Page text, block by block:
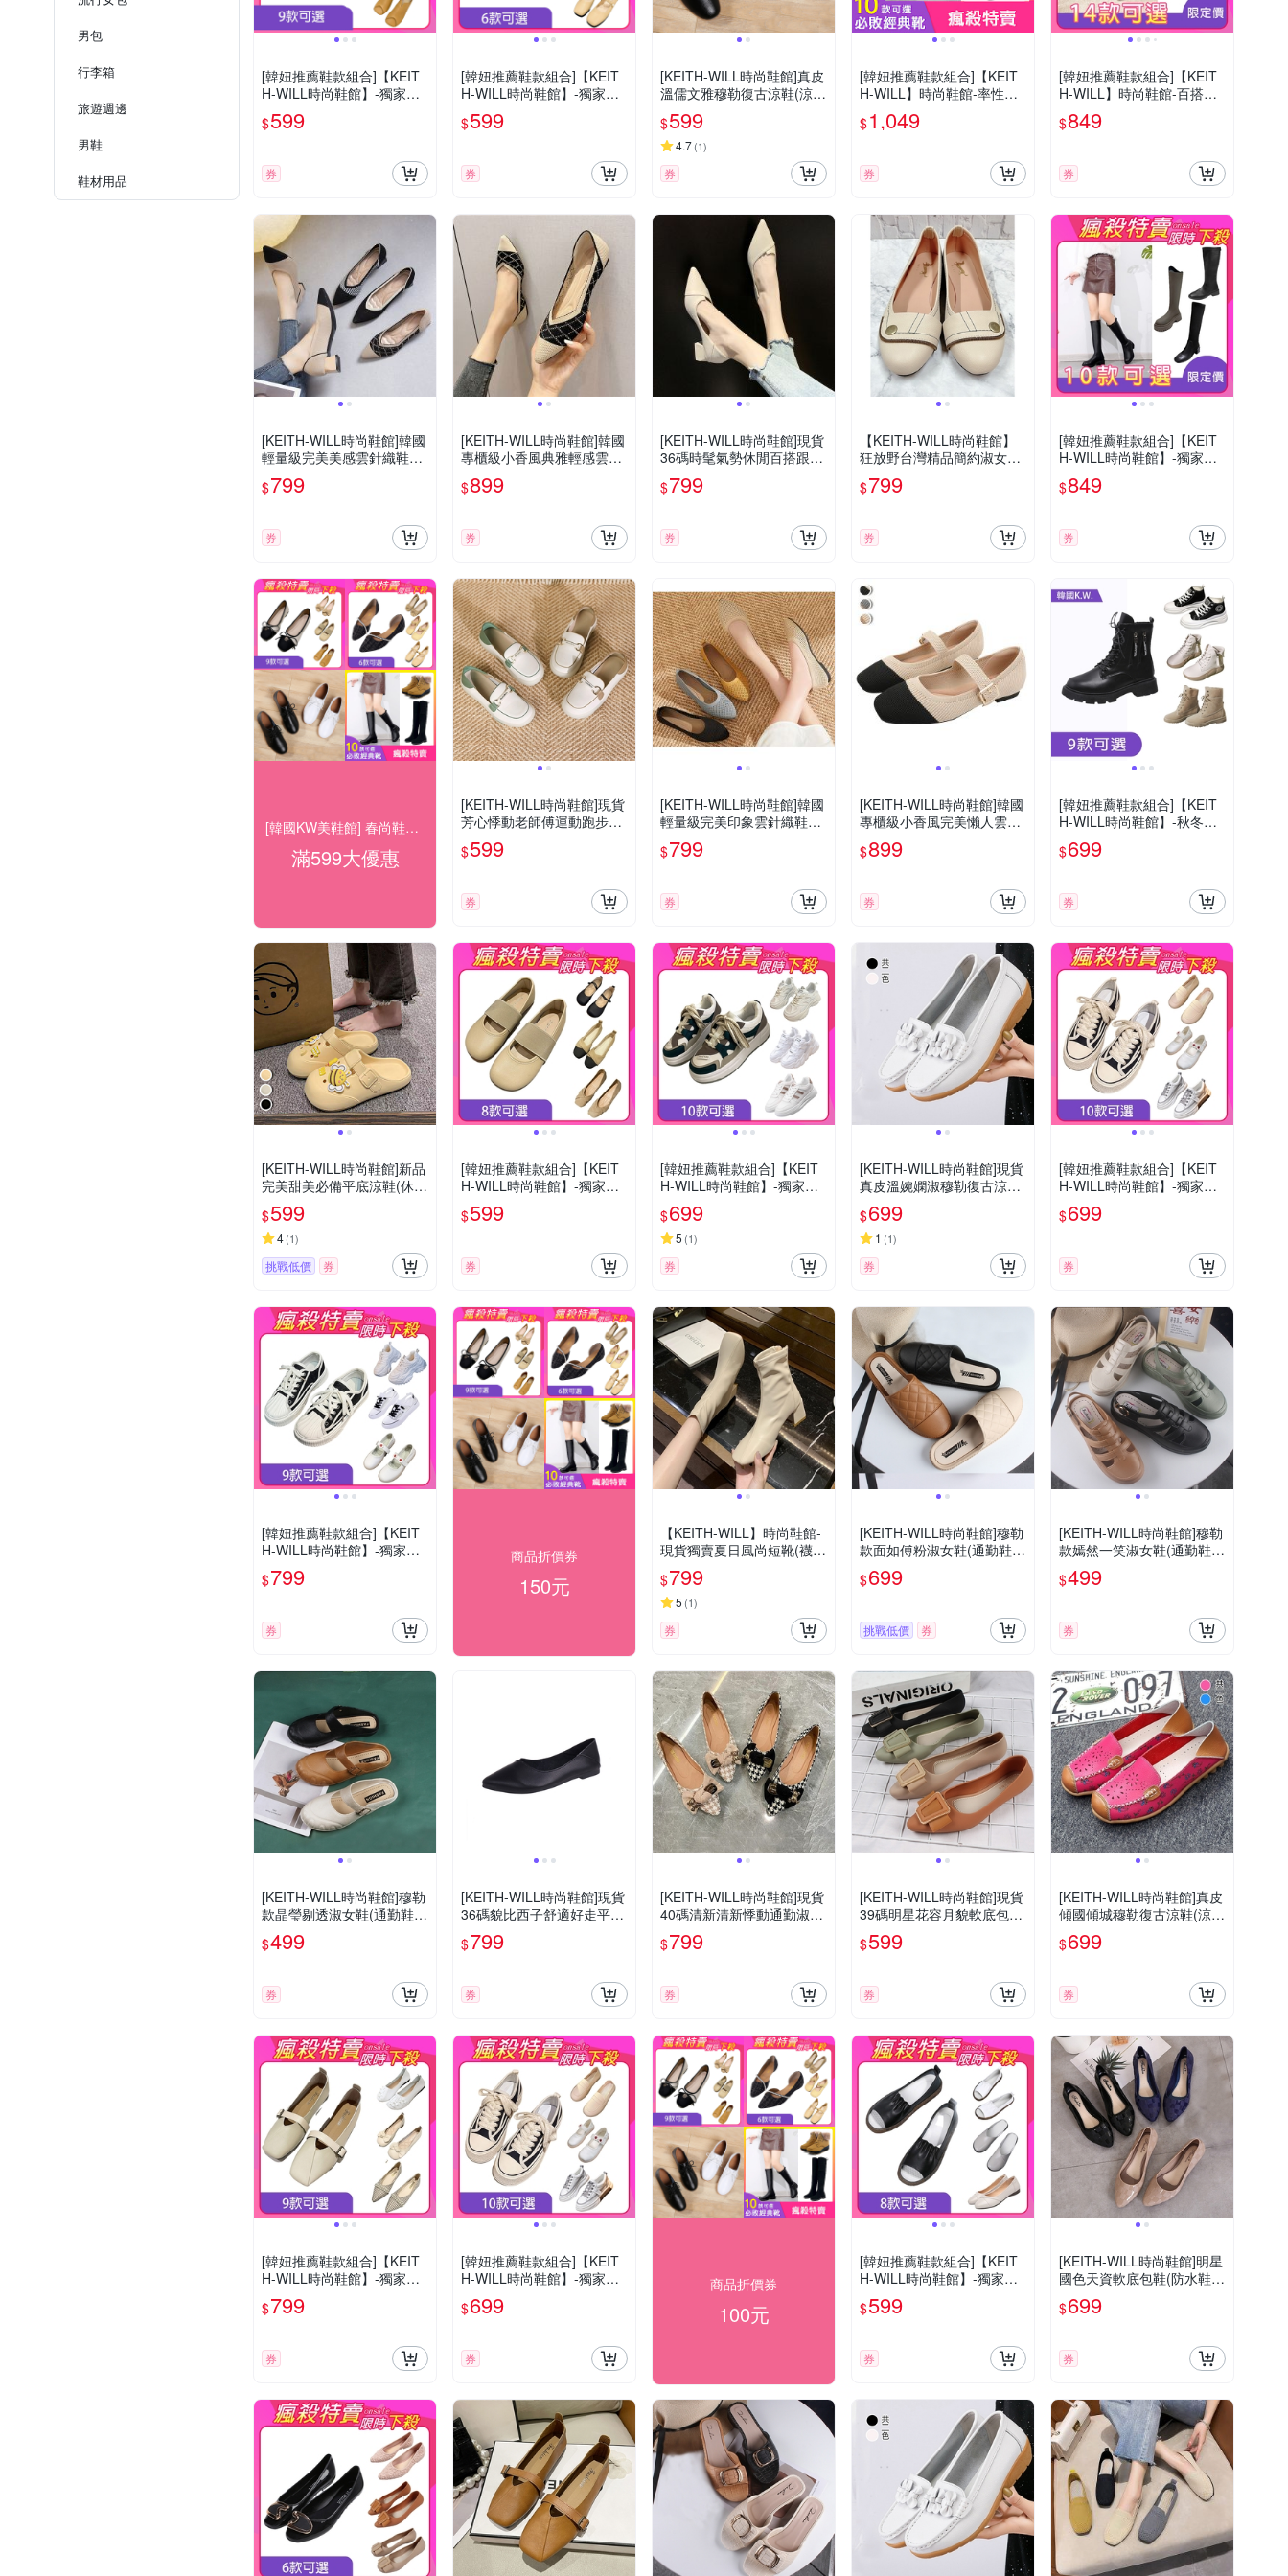
男包
行李箱
旅遊週邊
男鞋
鞋材用品
[韓妞推薦鞋款組合]【KEIT
H-WILL時尚鞋館】-獨家限
量下殺 明星同款淑女好走鞋
C(小白鞋/帆布鞋/樂福鞋/休
$599
券
[韓妞推薦鞋款組合]【KEIT
H-WILL時尚鞋館】-獨家限
量下殺 好康特惠婚鞋芭蕾鞋
系列D(娃娃鞋/媽媽鞋/通勤
$599
券
[KEITH-WILL時尚鞋館]真皮
溫儒文雅穆勒復古涼鞋(涼
鞋/厚底鞋/通勤鞋/休閒鞋)
$599
4.7(1)
券
[韓妞推薦鞋款組合]【KEIT
H-WILL】時尚鞋館-率性素
面俐落女中長靴防水靴保暖
靴10款可選(時時樂限定)
$1,049
券
[韓妞推薦鞋款組合]【KEIT
H-WILL】時尚鞋館-百搭長/
短靴任選
$849
券
[KEITH-WILL時尚鞋館]韓國
輕量級完美美感雲針織鞋編
織鞋(娃娃鞋/莫卡辛/豆豆鞋/
穆勒鞋/跟鞋)
$799
券
[KEITH-WILL時尚鞋館]韓國
專櫃級小香風典雅輕感雲針
織鞋編織鞋(娃娃鞋/莫卡辛/
豆豆鞋/穆勒鞋/跟鞋)
$899
券
[KEITH-WILL時尚鞋館]現貨
36碼時髦氣勢休閒百搭跟鞋
(豆豆鞋/平底鞋/娃娃鞋/休閒
鞋)
$799
券
【KEITH-WILL時尚鞋館】
狂放野台灣精品簡約淑女鞋
軟Q(帆布/樂福鞋/休閒鞋/通
勤鞋)
$799
券
[韓妞推薦鞋款組合]【KEIT
H-WILL時尚鞋館】-獨家限
量下殺 歐美復古風高筒長靴
馬甲綁帶騎士/長筒靴(高筒/
$849
券
[韓國KW美鞋館] 春尚鞋履38折UP
滿599大優惠
[KEITH-WILL時尚鞋館]現貨
芳心悸動老師傅運動跑步上
班通勤鞋(運動鞋/休閒鞋/藍
球鞋)
$599
券
[KEITH-WILL時尚鞋館]韓國
輕量級完美印象雲針織鞋編
織鞋(娃娃鞋/莫卡辛/豆豆鞋/
穆勒鞋/跟鞋)
$799
券
[KEITH-WILL時尚鞋館]韓國
專櫃級小香風完美懶人雲針
織鞋編織鞋(娃娃鞋/莫卡辛/
豆豆鞋/穆勒鞋/跟鞋)
$899
券
[韓妞推薦鞋款組合]【KEIT
H-WILL時尚鞋館】-秋冬韓
國設計靴獨家特惠組A(短靴/
馬丁靴/襪靴/切爾西靴)(時時
$699
券
[KEITH-WILL時尚鞋館]新品
完美甜美必備平底涼鞋(休閒
鞋/涼鞋/娃娃鞋/低跟鞋/瑪莉
珍)
$599
4(1)
挑戰低價 券
[韓妞推薦鞋款組合]【KEIT
H-WILL時尚鞋館】-獨家限
量下殺 好康特惠婚鞋芭蕾鞋
系列B(娃娃鞋/媽媽鞋/通勤
$599
券
[韓妞推薦鞋款組合]【KEIT
H-WILL時尚鞋館】-獨家限
量下殺 小白鞋復古運動鞋多
款D(厚底鞋/慢跑鞋/休閒鞋)
(時時樂限定)
$699
5 (1)
券
[KEITH-WILL時尚鞋館]現貨
真皮溫婉嫻淑穆勒復古涼鞋
(涼鞋/厚底鞋/通勤鞋/休閒
鞋)
$699
1 (1)
券
[韓妞推薦鞋款組合]【KEIT
H-WILL時尚鞋館】-獨家限
量下殺 小白鞋復古運動鞋多
款A(厚底鞋/慢跑鞋/休閒鞋)
$699
券
[韓妞推薦鞋款組合]【KEIT
H-WILL時尚鞋館】-獨家限
量下殺 運動鞋厚底精品鞋B
(慢跑鞋/健走鞋/樂福鞋/休閒
$799
券
商品折價券
150元
【KEITH-WILL】時尚鞋館-
現貨獨賣夏日風尚短靴(襪靴
切爾西 馬丁靴 短靴 )
$799
5 (1)
券
[KEITH-WILL時尚鞋館]穆勒
款面如傅粉淑女鞋(通勤鞋/
懶人鞋/樂福鞋/平底鞋)
$699
挑戰低價 券
[KEITH-WILL時尚鞋館]穆勒
款嫣然一笑淑女鞋(通勤鞋/
懶人鞋/樂福鞋/平底鞋)
$499
券
[KEITH-WILL時尚鞋館]穆勒
款晶瑩剔透淑女鞋(通勤鞋/
懶人鞋/樂福鞋/平底鞋)
$499
券
[KEITH-WILL時尚鞋館]現貨
36碼貌比西子舒適好走平底
鞋(懶人鞋/洞洞鞋/休閒鞋/小
白鞋)
$799
券
[KEITH-WILL時尚鞋館]現貨
40碼清新清新悸動通勤淑女
好走鞋(包鞋/懶人鞋/樂福鞋/
平底鞋)
$799
券
[KEITH-WILL時尚鞋館]現貨
39碼明星花容月貌軟底包鞋
(防水鞋/通勤鞋/懶人鞋/樂福
鞋/平底鞋)
$599
券
[KEITH-WILL時尚鞋館]真皮
傾國傾城穆勒復古涼鞋(涼
鞋/厚底鞋/通勤鞋/休閒鞋)
$699
券
[韓妞推薦鞋款組合]【KEIT
H-WILL時尚鞋館】-獨家限
量下殺 通勤淑女好走鞋D(包
鞋/懶人鞋/樂福鞋/平底鞋)
$799
券
[韓妞推薦鞋款組合]【KEIT
H-WILL時尚鞋館】-獨家限
量下殺 小白鞋復古運動鞋多
款A(厚底鞋/慢跑鞋/休閒鞋)
$699
券
商品折價券
100元
[韓妞推薦鞋款組合]【KEIT
H-WILL時尚鞋館】-獨家限
量下殺 真皮懒人鞋復古涼鞋
多款A(真皮/涼鞋/厚底鞋/通
$599
券
[KEITH-WILL時尚鞋館]明星
國色天資軟底包鞋(防水鞋/
通勤鞋/懶人鞋/樂福鞋/平底
鞋)
$699
券